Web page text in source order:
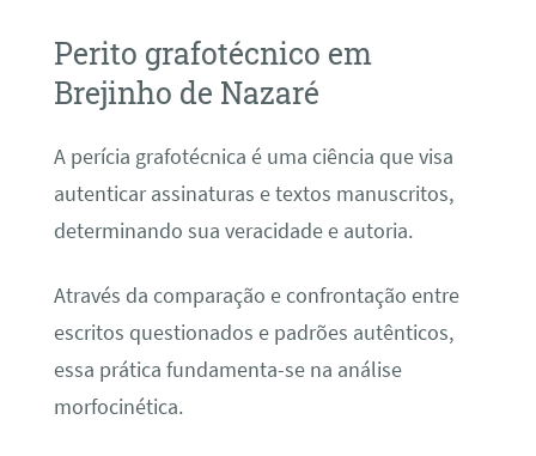
Perito grafotécnico em
Brejinho de Nazaré
A perícia grafotécnica é uma ciência que visa
autenticar assinaturas e textos manuscritos,
determinando sua veracidade e autoria.
Através da comparação e confrontação entre
escritos questionados e padrões autênticos,
essa prática fundamenta-se na análise
morfocinética.